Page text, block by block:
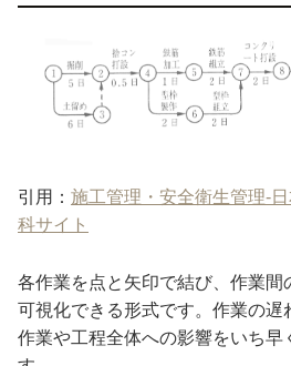
引用： 施工管理・安全衛生管理-
科サイト
各作業を点と矢印で結び、作業間
可視化できる形式です。作業の遅
作業や工程全体への影響をいち早